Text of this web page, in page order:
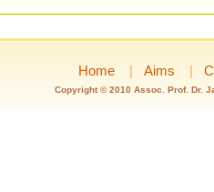
Home | Aims |
Copyright © 2010 Assoc. Prof. Dr.